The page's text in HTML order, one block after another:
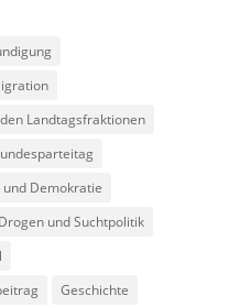
Landtagsfraktionen
Demokratie
Drogen und Suchtpolitik
Geschichte